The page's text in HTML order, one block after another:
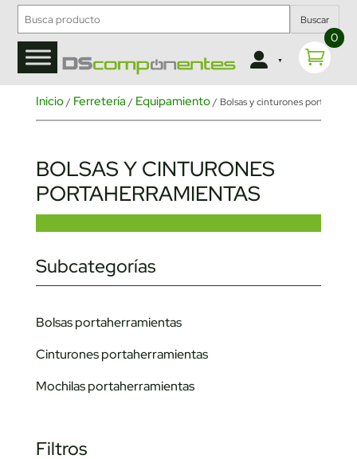
Buscar
0
Inicio/ Ferretería / Equipamiento/ Bolsas y cinturones
BOLSAS Y CINTURONES
PORTAHERRAMIENTAS
Subcategorías
Bolsas portaherramientas
Cinturones portaherramientas
Mochilas portaherramientas
Filtros